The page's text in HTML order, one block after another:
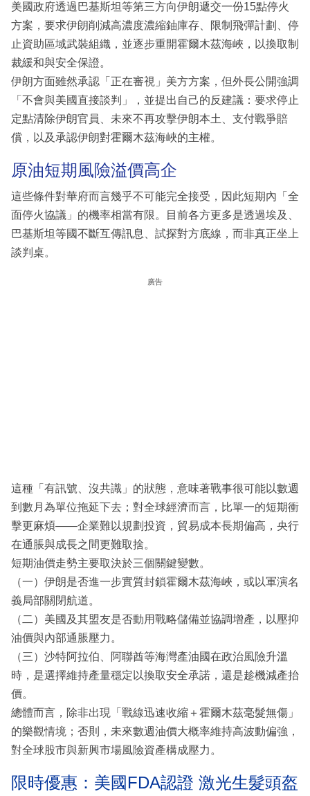
美國政府透過巴基斯坦等第三方向伊朗遞交一份15點停火
方案，要求伊朗削減高濃度濃縮鈾庫存、限制飛彈計劃、停
止資助區域武裝組織，並逐步重開霍爾木茲海峽，以換取制
裁緩和與安全保證。
伊朗方面雖然承認「正在審視」美方方案，但外長公開強調
「不會與美國直接談判」，並提出自己的反建議：要求停止
定點清除伊朗官員、未來不再攻擊伊朗本土、支付戰爭賠
償，以及承認伊朗對霍爾木茲海峽的主權。
原油短期風險溢價高企
這些條件對華府而言幾乎不可能完全接受，因此短期內「全
面停火協議」的機率相當有限。目前各方更多是透過埃及、
巴基斯坦等國不斷互傳訊息、試探對方底線，而非真正坐上
談判桌。
廣告
這種「有訊號、沒共識」的狀態，意味著戰事很可能以數週
到數月為單位拖延下去；對全球經濟而言，比單一的短期衝
擊更麻煩——企業難以規劃投資，貿易成本長期偏高，央行
在通脹與成長之間更難取捨。
短期油價走勢主要取決於三個關鍵變數。
（一）伊朗是否進一步實質封鎖霍爾木茲海峽，或以軍演名
義局部關閉航道。
（二）美國及其盟友是否動用戰略儲備並協調增產，以壓抑
油價與內部通脹壓力。
（三）沙特阿拉伯、阿聯酋等海灣產油國在政治風險升溫
時，是選擇維持產量穩定以換取安全承諾，還是趁機減產抬
價。
總體而言，除非出現「戰線迅速收縮＋霍爾木茲毫髮無傷」
的樂觀情境；否則，未來數週油價大概率維持高波動偏強，
對全球股市與新興市場風險資產構成壓力。
限時優惠：美國FDA認證 激光生髮頭盔